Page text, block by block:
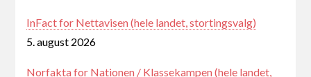
InFact for Nettavisen (hele landet, stortingsvalg)
5. august 2026
Norfakta for Nationen / Klassekampen (hele landet,